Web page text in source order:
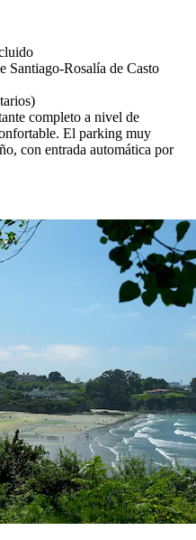
Santiago-Rosalía de Casto
completo a nivel de
El parking muy
con entrada automática por